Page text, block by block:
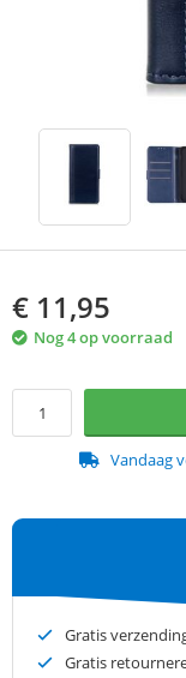
€ 11,95
Nog 4 op voorraad
Vandaag
Gratis
Gratis